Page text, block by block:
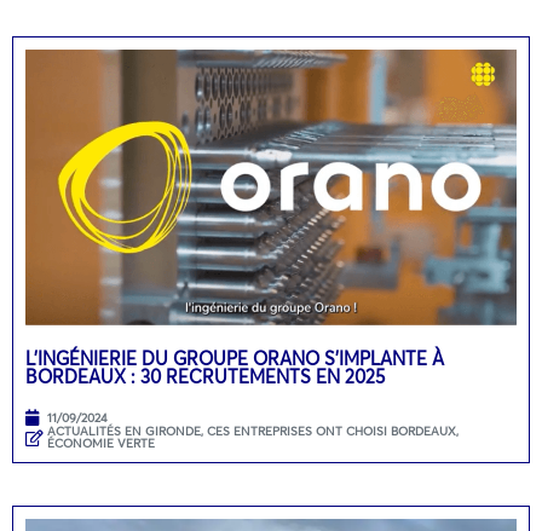
L’INGÉNIERIE DU GROUPE ORANO S’IMPLANTE À
BORDEAUX : 30 RECRUTEMENTS EN 2025
11/09/2024
ACTUALITÉS EN GIRONDE, CES ENTREPRISES ONT CHOISI BORDEAUX,
ÉCONOMIE VERTE